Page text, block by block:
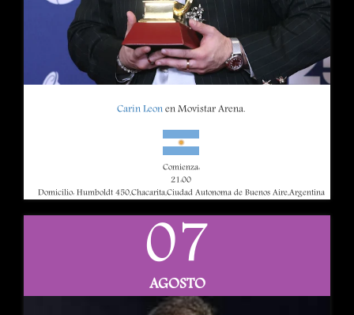
Carin Leonen Movistar Arena.
Comienza:
21:00
Domicilio: Humboldt 450,Chacarita,Ciudad Autonoma de Buenos Aire,Argentina
07
AGOSTO